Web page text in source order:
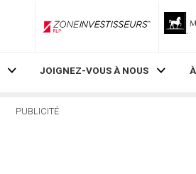
ZoneInvestisseurs RLP
JOIGNEZ-VOUS À NOUS
PUBLICITÉ